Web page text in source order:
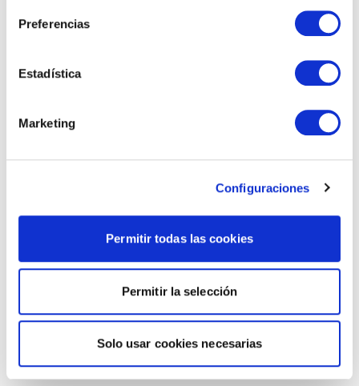
Preferencias
Estadística
Marketing
Configuraciones
Permitir todas las cookies
Permitir la selección
Solo usar cookies necesarias